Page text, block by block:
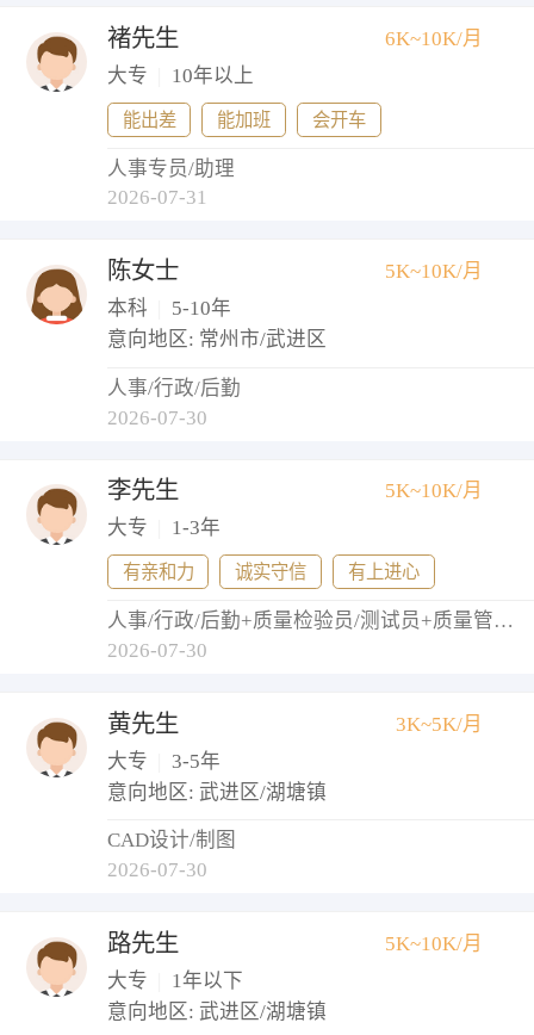
褚先生
6K~10K/月
大专
10年以上
能出差 能加班 会开车
人事专员/助理
2026-07-31
陈女士
5K~10K/月
本科
5-10年
意向地区: 常州市/武进区
人事/行政/后勤
2026-07-30
李先生
5K~10K/月
大专
1-3年
有亲和力 诚实守信 有上进心
人事/行政/后勤+质量检验员/测试员+质量管理/测试经理+测试工程师
2026-07-30
黄先生
3K~5K/月
大专
3-5年
意向地区: 武进区/湖塘镇
CAD设计/制图
2026-07-30
路先生
5K~10K/月
大专
1年以下
意向地区: 武进区/湖塘镇